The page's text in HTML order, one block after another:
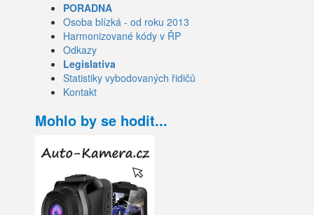
PORADNA
Osoba blízká - od roku 2013
Harmonizované kódy v ŘP
Odkazy
Legislativa
Statistiky vybodovaných řidičů
Kontakt
Mohlo by se hodit...